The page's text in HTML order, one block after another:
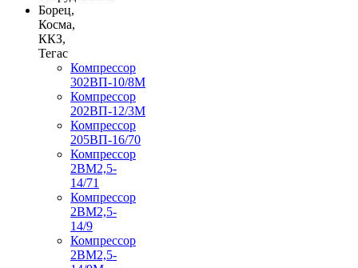
Борец,
Косма,
ККЗ,
Тегас
Компрессор
302ВП-10/8М
Компрессор
202ВП-12/3М
Компрессор
205ВП-16/70
Компрессор
2ВМ2,5-
14/71
Компрессор
2ВМ2,5-
14/9
Компрессор
2ВМ2,5-